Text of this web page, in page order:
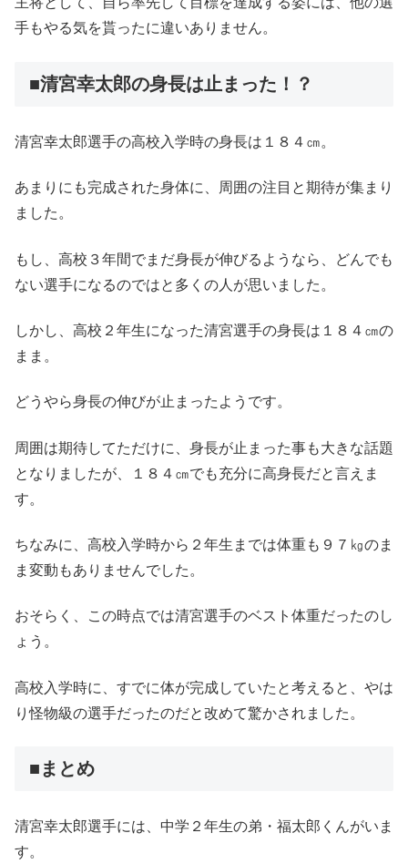
手もやる気を貰ったに違いありません。
■清宮幸太郎の身長は止まった！？
清宮幸太郎選手の高校入学時の身長は１８４㎝。
あまりにも完成された身体に、周囲の注目と期待が集まり
ました。
もし、高校３年間でまだ身長が伸びるようなら、どんでも
ない選手になるのではと多くの人が思いました。
しかし、高校２年生になった清宮選手の身長は１８４㎝の
まま。
どうやら身長の伸びが止まったようです。
周囲は期待してただけに、身長が止まった事も大きな話題
となりましたが、１８４㎝でも充分に高身長だと言えま
す。
ちなみに、高校入学時から２年生までは体重も９７㎏のま
ま変動もありませんでした。
おそらく、この時点では清宮選手のベスト体重だったのし
ょう。
高校入学時に、すでに体が完成していたと考えると、やは
り怪物級の選手だったのだと改めて驚かされました。
■まとめ
清宮幸太郎選手には、中学２年生の弟・福太郎くんがいま
す。